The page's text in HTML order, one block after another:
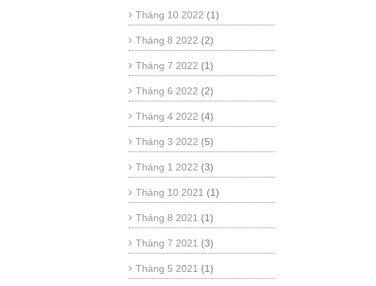
Tháng 10 2022 (1)
Tháng 8 2022 (2)
Tháng 7 2022 (1)
Tháng 6 2022 (2)
Tháng 4 2022 (4)
Tháng 3 2022 (5)
Tháng 1 2022 (3)
Tháng 10 2021 (1)
Tháng 8 2021 (1)
Tháng 7 2021 (3)
Tháng 5 2021 (1)